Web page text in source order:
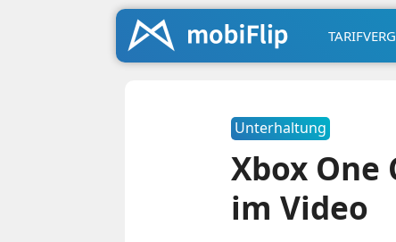
Unterhaltung
Xbox
im Video